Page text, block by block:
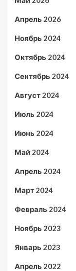
Апрель 2026
Ноябрь 2024
Октябрь 2024
Сентябрь 2024
Август 2024
Июль 2024
Июнь 2024
Май 2024
Апрель 2024
Март 2024
Февраль 2024
Ноябрь 2023
Январь 2023
Апрель 2022